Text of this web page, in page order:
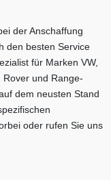
der Anschaffung
den besten Service
für Marken VW,
Rover und Range-
dem neusten Stand
oder rufen Sie uns